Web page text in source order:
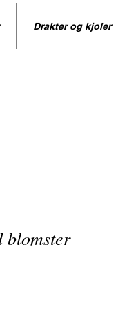
Drakter og kjoler
blomster